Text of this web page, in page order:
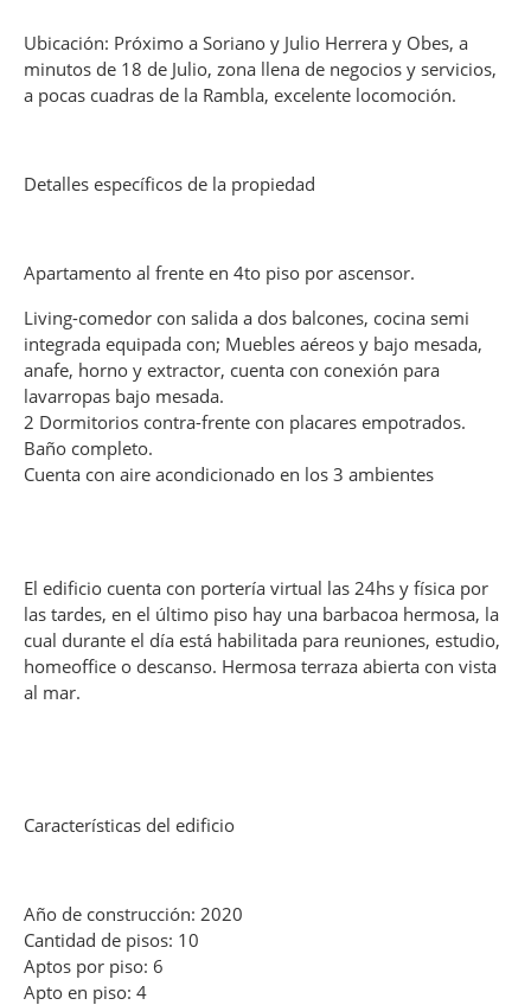
Ubicación: Próximo a Soriano y Julio Herrera y Obes, a
minutos de 18 de Julio, zona llena de negocios y servicios,
a pocas cuadras de la Rambla, excelente locomoción.
Detalles específicos de la propiedad
Apartamento al frente en 4to piso por ascensor.
Living-comedor con salida a dos balcones, cocina semi
integrada equipada con; Muebles aéreos y bajo mesada,
anafe, horno y extractor, cuenta con conexión para
lavarropas bajo mesada.
2 Dormitorios contra-frente con placares empotrados.
Baño completo.
Cuenta con aire acondicionado en los 3 ambientes
El edificio cuenta con portería virtual las 24hs y física por
las tardes, en el último piso hay una barbacoa hermosa, la
cual durante el día está habilitada para reuniones, estudio,
homeoffice o descanso. Hermosa terraza abierta con vista
al mar.
Características del edificio
Año de construcción: 2020
Cantidad de pisos: 10
Aptos por piso: 6
Apto en piso: 4